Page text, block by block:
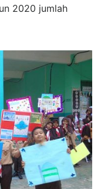
2020 jumlah